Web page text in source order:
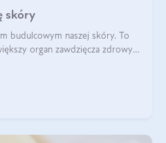
skóry
budulcowym naszej skóry. To
organ zawdzięcza zdrowy